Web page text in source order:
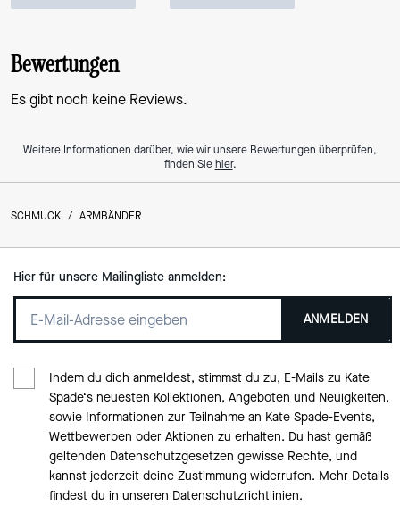
Bewertungen
Es gibt noch keine Reviews.
Weitere Informationen darüber, wie wir unsere Bewertungen überprüfen,
finden Siehier.
SCHMUCK / ARMBÄNDER
Hier für unsere Mailingliste anmelden:
ANMELDEN
Indem du dich anmeldest, stimmst du zu, E-Mails zu Kate
Spade‘s neuesten Kollektionen, Angeboten und Neuigkeiten,
sowie Informationen zur Teilnahme an Kate Spade-Events,
Wettbewerben oder Aktionen zu erhalten. Du hast gemäß
geltenden Datenschutzgesetzen gewisse Rechte, und
kannst jederzeit deine Zustimmung widerrufen. Mehr Details
findest du in unseren Datenschutzrichtlinien.